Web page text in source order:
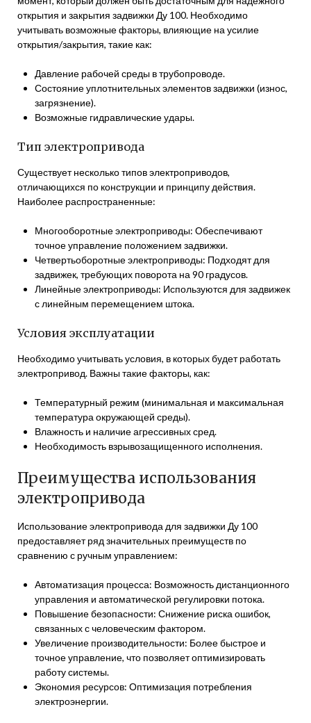
открытия и закрытия задвижки Ду 100. Необходимо
учитывать возможные факторы, влияющие на усилие
открытия/закрытия, такие как:
Давление рабочей среды в трубопроводе.
Состояние уплотнительных элементов задвижки (износ,
загрязнение).
Возможные гидравлические удары.
Тип электропривода
Существует несколько типов электроприводов,
отличающихся по конструкции и принципу действия.
Наиболее распространенные:
Многооборотные электроприводы: Обеспечивают
точное управление положением задвижки.
Четвертьоборотные электроприводы: Подходят для
задвижек, требующих поворота на 90 градусов.
Линейные электроприводы: Используются для задвижек
с линейным перемещением штока.
Условия эксплуатации
Необходимо учитывать условия, в которых будет работать
электропривод. Важны такие факторы, как:
Температурный режим (минимальная и максимальная
температура окружающей среды).
Влажность и наличие агрессивных сред.
Необходимость взрывозащищенного исполнения.
Преимущества использования
электропривода
Использование электропривода для задвижки Ду 100
предоставляет ряд значительных преимуществ по
сравнению с ручным управлением:
Автоматизация процесса: Возможность дистанционного
управления и автоматической регулировки потока.
Повышение безопасности: Снижение риска ошибок,
связанных с человеческим фактором.
Увеличение производительности: Более быстрое и
точное управление, что позволяет оптимизировать
работу системы.
Экономия ресурсов: Оптимизация потребления
электроэнергии.